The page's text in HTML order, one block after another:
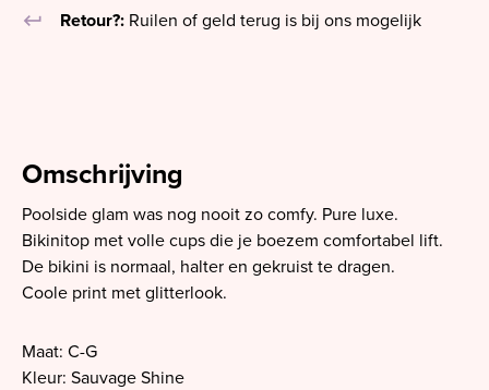
keyboard_return
Retour?: Ruilen of geld terug is bij ons mogelijk
Omschrijving
Poolside glam was nog nooit zo comfy. Pure luxe.
Bikinitop met volle cups die je boezem comfortabel lift.
De bikini is normaal, halter en gekruist te dragen.
Coole print met glitterlook.
Maat: C-G
Kleur: Sauvage Shine